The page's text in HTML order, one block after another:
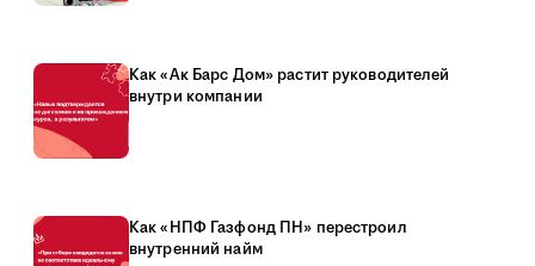
Как «Ак Барс Дом» растит руководителей
внутри компании
Как «НПФ Газфонд ПН» перестроил
внутренний найм